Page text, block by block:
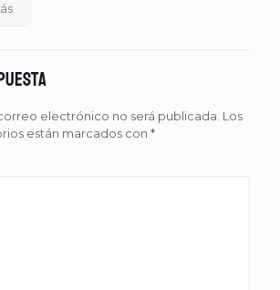
electrónico no será publicada. Los
están marcados con *